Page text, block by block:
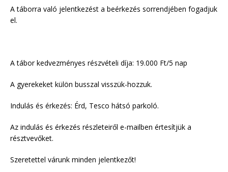
A táborra való jelentkezést a beérkezés sorrendjében fogadjuk
el.
A tábor kedvezményes részvételi díja: 19.000 Ft/5 nap
A gyerekeket külön busszal visszük-hozzuk.
Indulás és érkezés: Érd, Tesco hátsó parkoló.
Az indulás és érkezés részleteiről e-mailben értesítjük a
résztvevőket.
Szeretettel várunk minden jelentkezőt!